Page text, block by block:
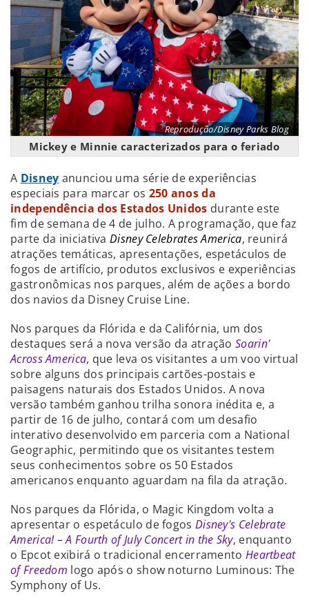
Reprodução/Disney Parks Blog
Mickey e Minnie caracterizados para o feriado
A Disney anunciou uma série de experiências
especiais para marcar os 250 anos da
independência dos Estados Unidos durante este
fim de semana de 4 de julho. A programação, que faz
parte da iniciativaDisney Celebrates America, reunirá
atrações temáticas, apresentações, espetáculos de
fogos de artifício, produtos exclusivos e experiências
gastronômicas nos parques, além de ações a bordo
dos navios da Disney Cruise Line.
Nos parques da Flórida e da Califórnia, um dos
destaques será a nova versão da atração Soarin'
Across America, que leva os visitantes a um voo virtual
sobre alguns dos principais cartões-postais e
paisagens naturais dos Estados Unidos. A nova
versão também ganhou trilha sonora inédita e, a
partir de 16 de julho, contará com um desafio
interativo desenvolvido em parceria com a National
Geographic, permitindo que os visitantes testem
seus conhecimentos sobre os 50 Estados
americanos enquanto aguardam na fila da atração.
Nos parques da Flórida, o Magic Kingdom volta a
apresentar o espetáculo de fogos Disney's Celebrate
America! – A Fourth of July Concert in the Sky, enquanto
o Epcot exibirá o tradicional encerramento Heartbeat
of Freedom logo após o show noturno Luminous: The
Symphony of Us.